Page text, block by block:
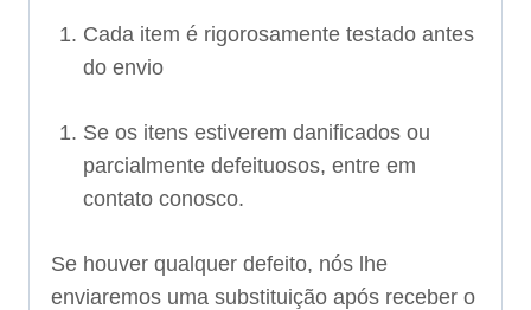
Cada item é rigorosamente testado antes
do envio
Se os itens estiverem danificados ou
parcialmente defeituosos, entre em
contato conosco.
Se houver qualquer defeito, nós lhe
enviaremos uma substituição após receber o